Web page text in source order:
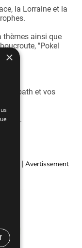
la Lorraine et la
thèmes ainsi que
"Pokel
et vos
| Avertissement
×